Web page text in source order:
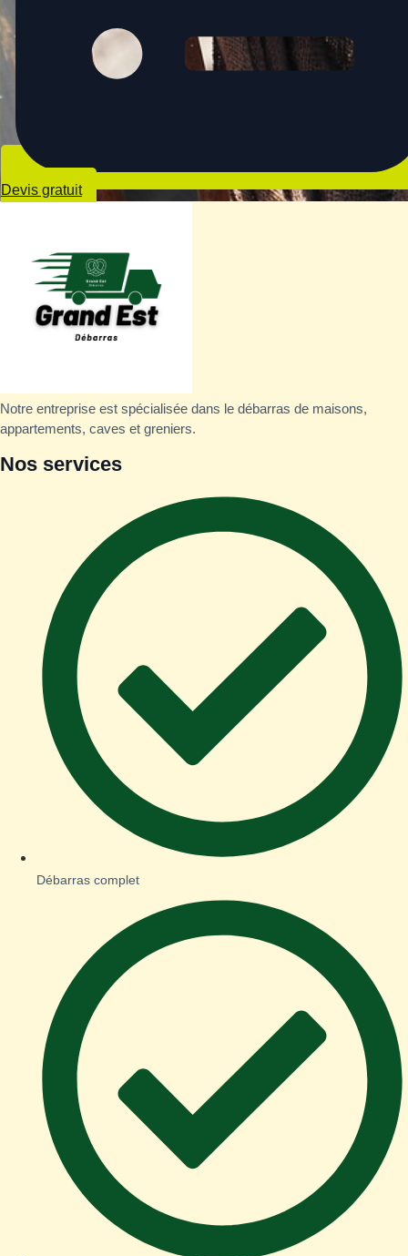
Devis gratuit
Notre entreprise est spécialisée dans le débarras de maisons,
appartements, caves et greniers.
Nos services
Débarras complet